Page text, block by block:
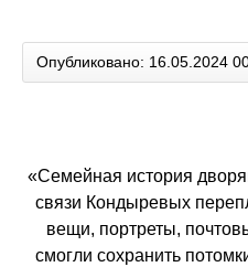
Опубликовано: 16.05.2024
«Семейная история
связи Кондыревых
вещи, портреты,
смогли сохранить